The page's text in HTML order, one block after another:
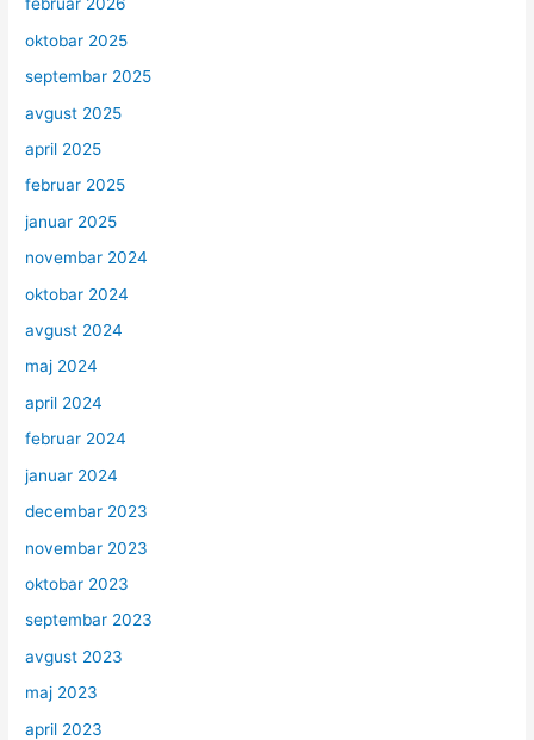
februar 2026
oktobar 2025
septembar 2025
avgust 2025
april 2025
februar 2025
januar 2025
novembar 2024
oktobar 2024
avgust 2024
maj 2024
april 2024
februar 2024
januar 2024
decembar 2023
novembar 2023
oktobar 2023
septembar 2023
avgust 2023
maj 2023
april 2023